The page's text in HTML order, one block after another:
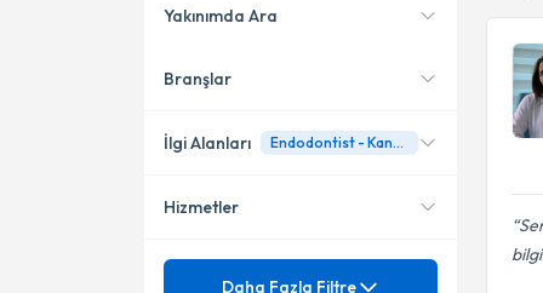
Çankaya
Etimesgut
Yakınımda Ara
Konumuma yakın uzmanları
Branşlar
Diş Hekimi
İlgi Alanları Endodontist - Kanal Tedavisi Uzmanı
20 Lik Diş Çekimi
Hizmetler
Mezuniyet
Daha Fazla Filtre